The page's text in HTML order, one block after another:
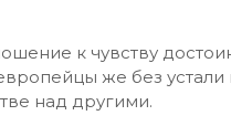
к чувству
же без
над другими.